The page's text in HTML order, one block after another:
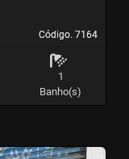
Código. 7164
Código. 7164
1
Banho(s)